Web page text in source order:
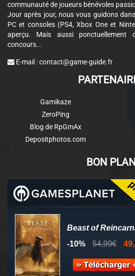
communauté de joueurs bénévoles
Jour après jour, nous vous guidons
PC et consoles (PS4, Xbox One et
aperçu. Mais aussi ponctuellement
concours...
E-mail :contact@game-guide.fr
Gamikaze
ZeroPing
Blog de RpGmAx
Depositphotos.com
BON PLAN